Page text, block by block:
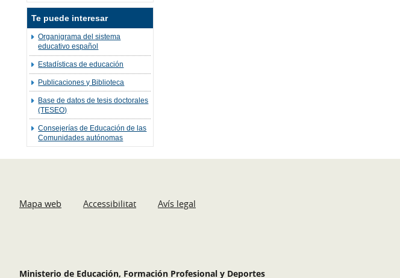
Te puede interesar
Organigrama del sistema
educativo español
Estadísticas de educación
Publicaciones y Biblioteca
Base de datos de tesis doctorales
(TESEO)
Consejerías de Educación de las
Comunidades autónomas
Mapa web Accessibilitat Avís legal
Ministerio de Educación, Formación Profesional y Deportes